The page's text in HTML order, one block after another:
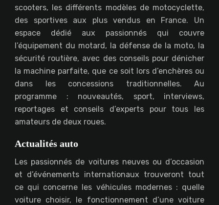
scooters, les différents modèles de motocyclette,
des sportives aux plus vendus en France. Un
espace dédié aux passionnés qui couvre
l’équipement du motard, la défense de la moto, la
sécurité routière, avec des conseils pour dénicher
la machine parfaite, que ce soit lors d’enchères ou
dans les concessions traditionnelles. Au
programme : nouveautés, sport, interviews,
reportages et conseils d’experts pour tous les
amateurs de deux roues.
Actualités auto
Les passionnés de voitures neuves ou d’occasion
et d’événements internationaux trouveront tout
ce qui concerne les véhicules modernes : quelle
voiture choisir, le fonctionnement d’une voiture